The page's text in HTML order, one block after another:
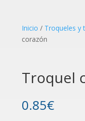
Inicio / Troqueles y
corazón
Troquel
0.85€